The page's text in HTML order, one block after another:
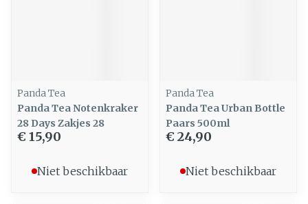
Panda Tea
Panda Tea Notenkraker
28 Days Zakjes 28
€ 15,90
Niet beschikbaar
Panda Tea
Panda Tea Urban Bottle
Paars 500ml
€ 24,90
Niet beschikbaar